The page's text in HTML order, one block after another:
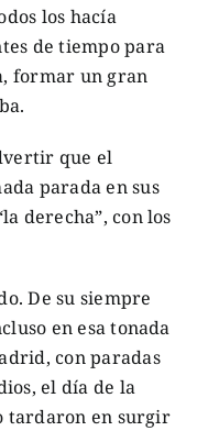
los hacía
de tiempo para
formar un gran
que el
parada en sus
derecha”, con los
De su siempre
en esa tonada
con paradas
el día de la
tardaron en surgir